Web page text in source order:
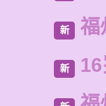
新 福
新